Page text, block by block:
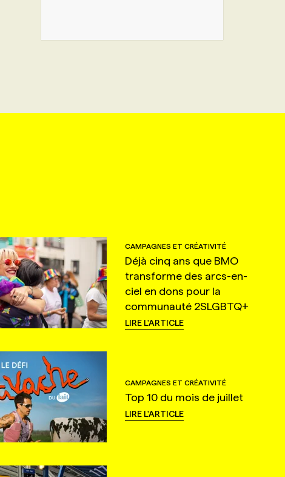
CAMPAGNES ET CRÉATIVITÉ
Déjà cinq ans que BMO
transforme des arcs-en-
ciel en dons pour la
communauté 2SLGBTQ+
LIRE L'ARTICLE
CAMPAGNES ET CRÉATIVITÉ
Top 10 du mois de juillet
LIRE L'ARTICLE